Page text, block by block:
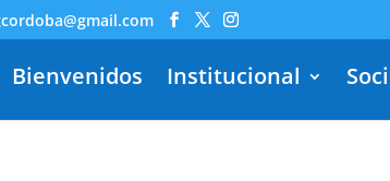
Bienvenidos Institucional